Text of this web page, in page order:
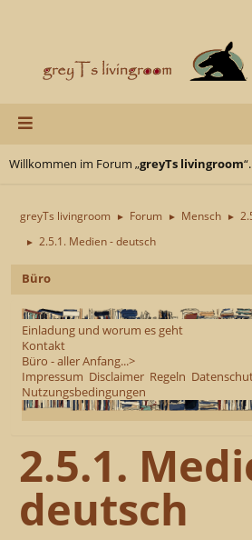
Willkommen im Forum „greyTs livingroom
greyTs livingroom ► Forum ► Mensch ►
► 2.5.1. Medien - deutsch
Büro
Einladung und worum es geht
Kontakt
Büro - aller Anfang...>
Impressum Disclaimer Regeln
Nutzungsbedingungen
2.5.1.
deutsch